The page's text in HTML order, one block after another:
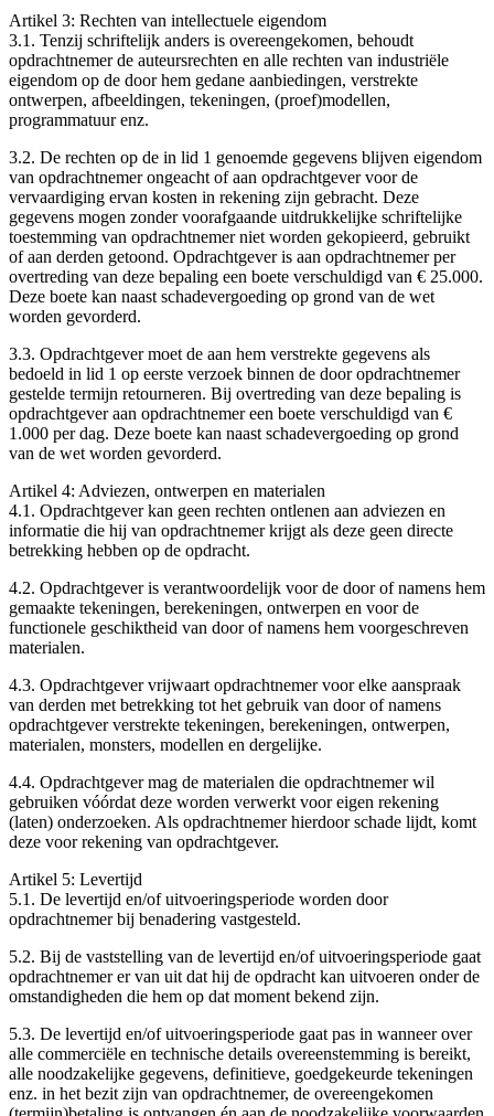
Artikel 3: Rechten van intellectuele eigendom
3.1. Tenzij schriftelijk anders is overeengekomen, behoudt
opdrachtnemer de auteursrechten en alle rechten van industriële
eigendom op de door hem gedane aanbiedingen, verstrekte
ontwerpen, afbeeldingen, tekeningen, (proef)modellen,
programmatuur enz.
3.2. De rechten op de in lid 1 genoemde gegevens blijven eigendom
van opdrachtnemer ongeacht of aan opdrachtgever voor de
vervaardiging ervan kosten in rekening zijn gebracht. Deze
gegevens mogen zonder voorafgaande uitdrukkelijke schriftelijke
toestemming van opdrachtnemer niet worden gekopieerd, gebruikt
of aan derden getoond. Opdrachtgever is aan opdrachtnemer per
overtreding van deze bepaling een boete verschuldigd van € 25.000.
Deze boete kan naast schadevergoeding op grond van de wet
worden gevorderd.
3.3. Opdrachtgever moet de aan hem verstrekte gegevens als
bedoeld in lid 1 op eerste verzoek binnen de door opdrachtnemer
gestelde termijn retourneren. Bij overtreding van deze bepaling is
opdrachtgever aan opdrachtnemer een boete verschuldigd van €
1.000 per dag. Deze boete kan naast schadevergoeding op grond
van de wet worden gevorderd.
Artikel 4: Adviezen, ontwerpen en materialen
4.1. Opdrachtgever kan geen rechten ontlenen aan adviezen en
informatie die hij van opdrachtnemer krijgt als deze geen directe
betrekking hebben op de opdracht.
4.2. Opdrachtgever is verantwoordelijk voor de door of namens hem
gemaakte tekeningen, berekeningen, ontwerpen en voor de
functionele geschiktheid van door of namens hem voorgeschreven
materialen.
4.3. Opdrachtgever vrijwaart opdrachtnemer voor elke aanspraak
van derden met betrekking tot het gebruik van door of namens
opdrachtgever verstrekte tekeningen, berekeningen, ontwerpen,
materialen, monsters, modellen en dergelijke.
4.4. Opdrachtgever mag de materialen die opdrachtnemer wil
gebruiken vóórdat deze worden verwerkt voor eigen rekening
(laten) onderzoeken. Als opdrachtnemer hierdoor schade lijdt, komt
deze voor rekening van opdrachtgever.
Artikel 5: Levertijd
5.1. De levertijd en/of uitvoeringsperiode worden door
opdrachtnemer bij benadering vastgesteld.
5.2. Bij de vaststelling van de levertijd en/of uitvoeringsperiode gaat
opdrachtnemer er van uit dat hij de opdracht kan uitvoeren onder de
omstandigheden die hem op dat moment bekend zijn.
5.3. De levertijd en/of uitvoeringsperiode gaat pas in wanneer over
alle commerciële en technische details overeenstemming is bereikt,
alle noodzakelijke gegevens, definitieve, goedgekeurde tekeningen
enz. in het bezit zijn van opdrachtnemer, de overeengekomen